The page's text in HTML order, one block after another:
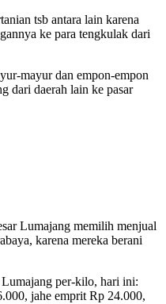
tsb antara lain karena
ke para tengkulak dari
mayur dan empon-empon
dari daerah lain ke pasar
Lumajang memilih menjual
karena mereka berani
per-kilo, hari ini:
jahe emprit Rp 24.000,